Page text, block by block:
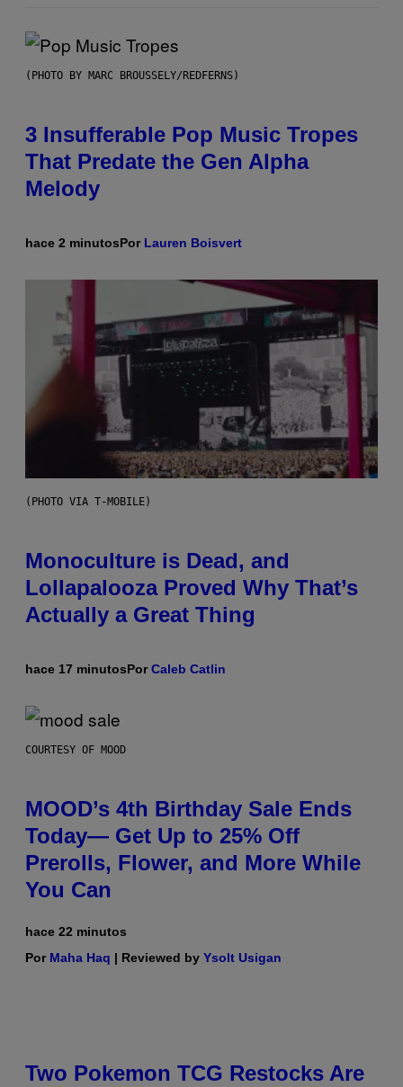
(PHOTO BY MARC BROUSSELY/REDFERNS)
3 Insufferable Pop Music Tropes
That Predate the Gen Alpha
Melody
hace 2 minutosPor Lauren Boisvert
(PHOTO VIA T-MOBILE)
Monoculture is Dead, and
Lollapalooza Proved Why That’s
Actually a Great Thing
hace 17 minutosPorCaleb Catlin
COURTESY OF MOOD
MOOD’s 4th Birthday Sale Ends
Today— Get Up to 25% Off
Prerolls, Flower, and More While
You Can
hace 22 minutos
Por Maha Haq | Reviewed by Ysolt Usigan
Two Pokemon TCG Restocks Are